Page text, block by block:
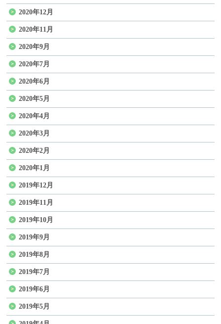
2020年12月
2020年11月
2020年9月
2020年7月
2020年6月
2020年5月
2020年4月
2020年3月
2020年2月
2020年1月
2019年12月
2019年11月
2019年10月
2019年9月
2019年8月
2019年7月
2019年6月
2019年5月